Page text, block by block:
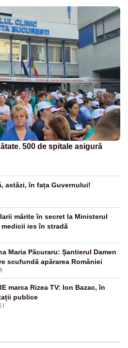
500 de spitale asigură
astăzi, în fața Guvernului!
mărite în secret la Ministerul
ies în stradă
Maria Păcuraru: Șantierul Damen
scufundă apărarea României
marca Rizea TV: Ion Bazac, în
publice